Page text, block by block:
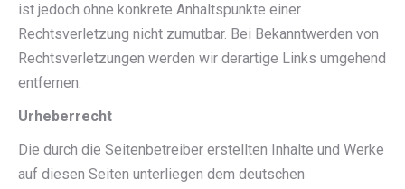
ist jedoch ohne konkrete Anhaltspunkte einer
Rechtsverletzung nicht zumutbar. Bei Bekanntwerden von
Rechtsverletzungen werden wir derartige Links umgehend
entfernen.
Urheberrecht
Die durch die Seitenbetreiber erstellten Inhalte und Werke
auf diesen Seiten unterliegen dem deutschen